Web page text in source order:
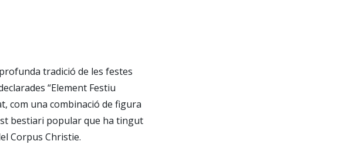
tradició de les festes
“Element Festiu
com una combinació de figura
bestiari popular que ha tingut
Corpus Christie.